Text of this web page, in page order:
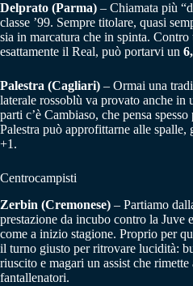
Delprato (Parma) – Chiamata più
classe ’99. Sempre titolare, quasi
sia in marcatura che in spinta.
esattamente il Real, può portarvi un
Palestra (Cagliari) – Ormai una
laterale rossoblù va provato anche in
parti c’è Cambiaso, che pensa
Palestra può approfittarne alle
+1.
Centrocampisti
Zerbin (Cremonese) – Partiamo
prestazione da incubo contro la Juve
come a inizio stagione. Proprio per
il turno giusto per ritrovare lucidità:
riuscito e magari un assist che
fantallenatori.